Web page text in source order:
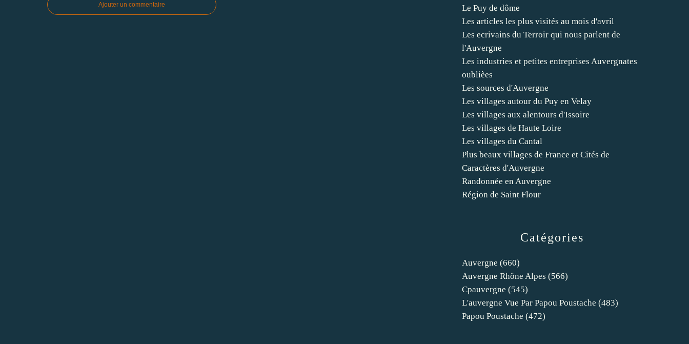
Ajouter un commentaire
Catégories
Auvergne (660)
Auvergne Rhône Alpes (566)
Cpauvergne (545)
L'auvergne Vue Par Papou Poustache (483)
Papou Poustache (472)
Le Puy de dôme
Les articles les plus visités au mois d'avril
Les ecrivains du Terroir qui nous parlent de
l'Auvergne
Les industries et petites entreprises Auvergnates
oublièes
Les sources d'Auvergne
Les villages autour du Puy en Velay
Les villages aux alentours d'Issoire
Les villages de Haute Loire
Les villages du Cantal
Plus beaux villages de France et Cités de
Caractères d'Auvergne
Randonnée en Auvergne
Région de Saint Flour